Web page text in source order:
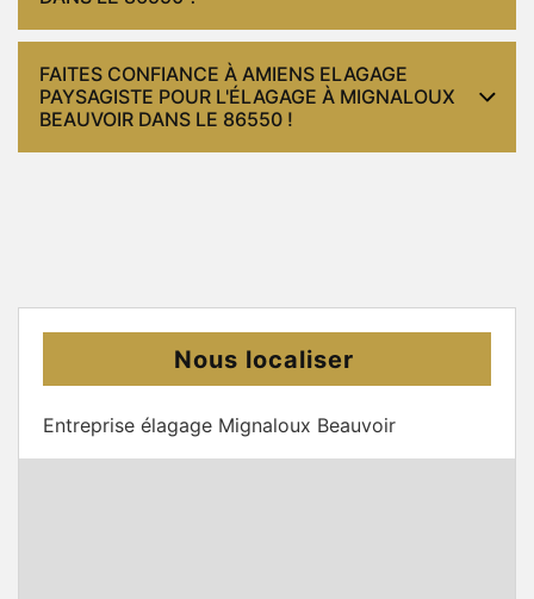
FAITES CONFIANCE À AMIENS ELAGAGE
PAYSAGISTE POUR L'ÉLAGAGE À MIGNALOUX
BEAUVOIR DANS LE 86550 !
Nous localiser
Entreprise élagage Mignaloux Beauvoir